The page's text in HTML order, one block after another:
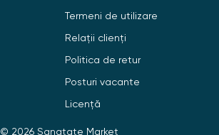
Termeni de utilizare
Relații clienți
Politica de retur
Posturi vacante
Licență
© 2026 Sanatate Market